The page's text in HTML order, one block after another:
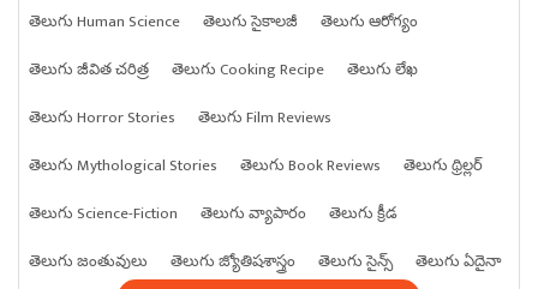
తెలుగు Human Science
తెలుగు సైకాలజీ
తెలుగు ఆరోగ్యం
తెలుగు జీవిత చరిత్ర
తెలుగు Cooking Recipe
తెలుగు లేఖ
తెలుగు Horror Stories
తెలుగు Film Reviews
తెలుగు Mythological Stories
తెలుగు Book Reviews
తెలుగు థ్రిల్లర్
తెలుగు Science-Fiction
తెలుగు వ్యాపారం
తెలుగు క్రీడ
తెలుగు జంతువులు
తెలుగు జ్యోతిషశాస్త్రం తెలుగు సైన్స్ తెలుగు ఏదైనా